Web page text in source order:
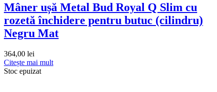
Mâner ușă Metal Bud Royal Q Slim cu
rozetă închidere pentru butuc (cilindru)
Negru Mat
364,00 lei
Citește mai mult
Stoc epuizat